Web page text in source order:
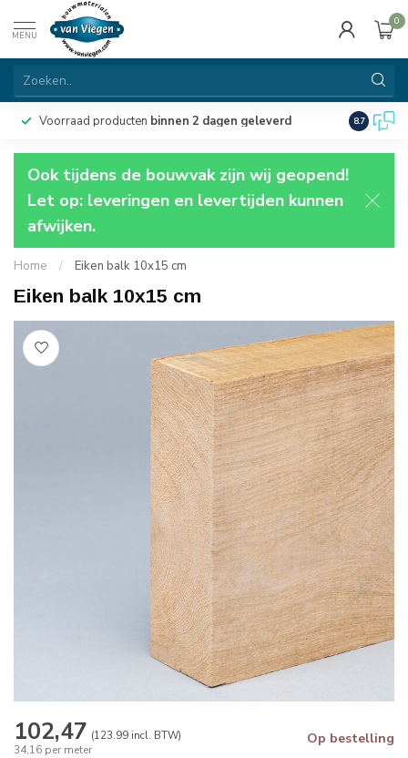
MENU
0
Voorraad producten binnen 2 dagen geleverd 8.7
Ook tijdens de bouwvak zijn wij geopend!
Let op: leveringen en levertijden kunnen
afwijken.
Home / Eiken balk 10x15 cm
Eiken balk 10x15 cm
102,47 (123.99 incl. BTW)
34,16 per meter
Op bestelling